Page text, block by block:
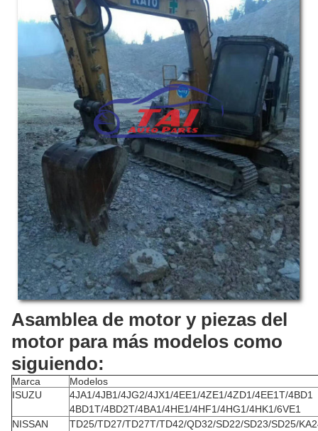
Asamblea de motor y piezas del
motor para más modelos como
siguiendo:
Marca
Modelos
ISUZU
4JA1/4JB1/4JG2/4JX1/4EE1/4ZE1/4ZD1/4EE1T/4BD1
4BD1T/4BD2T/4BA1/4HE1/4HF1/4HG1/4HK1/6VE1
NISSAN
TD25/TD27/TD27T/TD42/QD32/SD22/SD23/SD25/